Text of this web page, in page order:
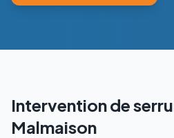
Intervention de
Malmaison